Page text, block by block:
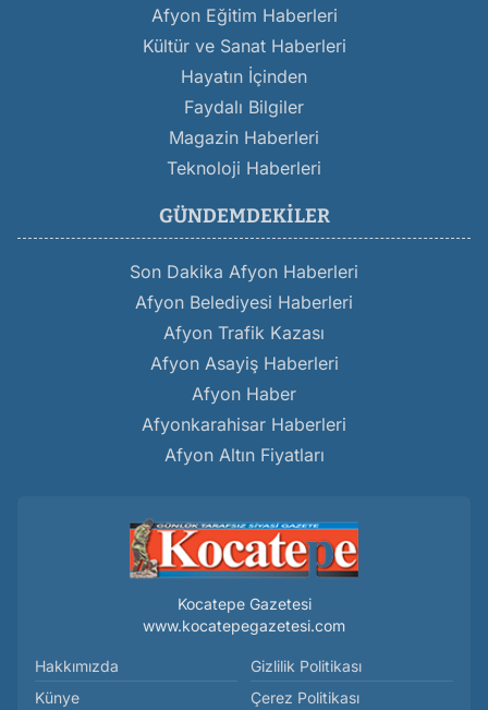
Afyon Eğitim Haberleri
Kültür ve Sanat Haberleri
Hayatın İçinden
Faydalı Bilgiler
Magazin Haberleri
Teknoloji Haberleri
GÜNDEMDEKILER
Son Dakika Afyon Haberleri
Afyon Belediyesi Haberleri
Afyon Trafik Kazası
Afyon Asayiş Haberleri
Afyon Haber
Afyonkarahisar Haberleri
Afyon Altın Fiyatları
Kocatepe Gazetesi
www.kocatepegazetesi.com
Hakkımızda
Künye
Gizlilik Politikası
Çerez Politikası